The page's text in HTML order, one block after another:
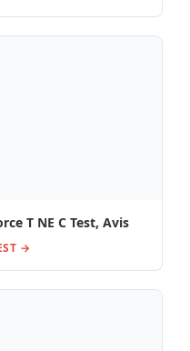
→